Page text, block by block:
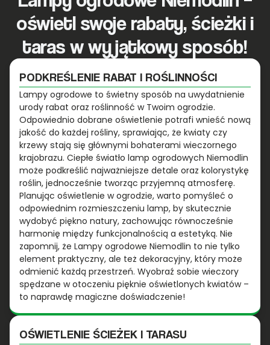
oświetl swoje rabaty, ścieżki i
taras w wyjątkowy sposób!
PODKREŚLENIE RABAT I ROŚLINNOŚCI
Lampy ogrodowe to świetny sposób na uwydatnienie
urody rabat oraz roślinność w Twoim ogrodzie.
Odpowiednio dobrane oświetlenie potrafi wnieść nową
jakość do każdej rośliny, sprawiając, że kwiaty czy
krzewy stają się głównymi bohaterami wieczornego
krajobrazu. Ciepłe światło lamp ogrodowych Niemodlin
może podkreślić najważniejsze detale oraz kolorystykę
roślin, jednocześnie tworząc przyjemną atmosferę.
Planując oświetlenie w ogrodzie, warto pomyśleć o
odpowiednim rozmieszczeniu lamp, by skutecznie
wydobyć piękno natury, zachowując równocześnie
harmonię między funkcjonalnością a estetyką. Nie
zapomnij, że Lampy ogrodowe Niemodlin to nie tylko
element praktyczny, ale też dekoracyjny, który może
odmienić każdą przestrzeń. Wyobraź sobie wieczory
spędzane w otoczeniu pięknie oświetlonych kwiatów –
to naprawdę magiczne doświadczenie!
OŚWIETLENIE ŚCIEŻEK I TARASU